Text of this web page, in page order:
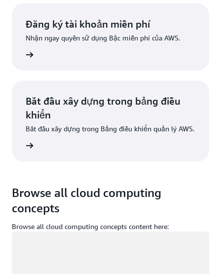
Đăng ký tài khoản miễn phí
Nhận ngay quyền sử dụng Bậc miễn phí của AWS.
Bắt đầu xây dựng trong bảng điều
khiển
Bắt đầu xây dựng trong Bảng điều khiển quản lý AWS.
Browse all cloud computing
concepts
Browse all cloud computing concepts content here: